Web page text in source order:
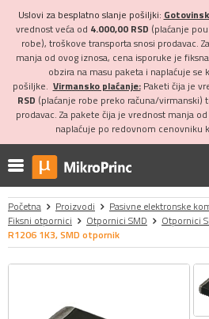
Uslovi za besplatno slanje pošiljki:
vrednost veća od 4.000,00 RSD (plaćanje
robe), troškove transporta snosi prodavac.
manja od ovog iznosa, cena isporuke je
obzira na masu paketa i naplaćuje
pošiljke. Virmansko plaćanje:Paketi čija je
RSD (plaćanje robe preko računa/virmanski)
prodavac. Za pakete čija je vrednost manja
naplaćuje po redovnom cenovniku
Početna Proizvodi Pasivne elektronske
Fiksni otpornici
Otpornici SMD
Otpornici
R1206 1K3, SMD otpornik